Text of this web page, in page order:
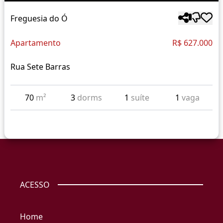
Freguesia do Ó
Apartamento R$ 627.000
Rua Sete Barras
70 m² 3 dorms 1 suíte 1 vaga
ACESSO
Home